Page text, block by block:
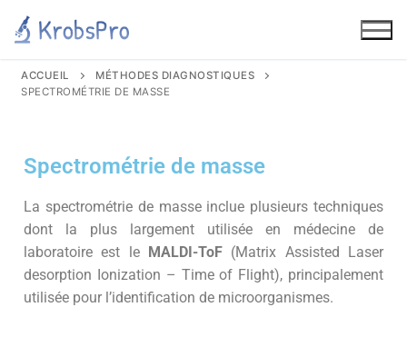
ACCUEIL
MÉTHODES DIAGNOSTIQUES
SPECTROMÉTRIE DE MASSE
Spectrométrie de masse
La spectrométrie de masse inclue plusieurs techniques
dont la plus largement utilisée en médecine de
laboratoire est le MALDI-ToF (Matrix Assisted Laser
desorption Ionization – Time of Flight), principalement
utilisée pour l’identification de microorganismes.